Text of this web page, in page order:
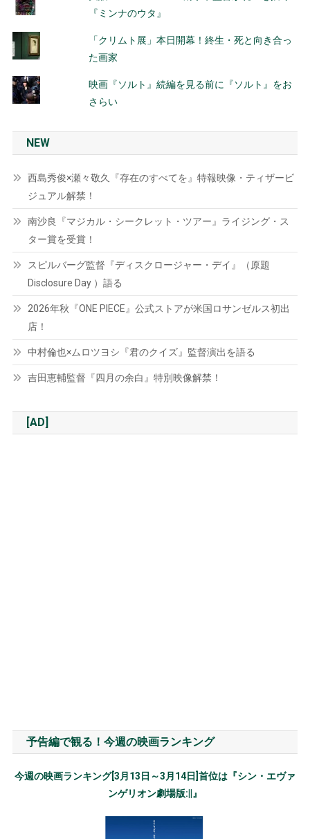
『ミンナのウタ』
「クリムト展」本日開幕！終生・死と向き合っ
た画家
映画『ソルト』続編を見る前に『ソルト』をお
さらい
NEW
西島秀俊×瀬々敬久『存在のすべてを』特報映像・ティザービ
ジュアル解禁！
南沙良『マジカル・シークレット・ツアー』ライジング・ス
ター賞を受賞！
スピルバーグ監督『ディスクロージャー・デイ』（原題
Disclosure Day ）語る
2026年秋『ONE PIECE』公式ストアが米国ロサンゼルス初出
店！
中村倫也×ムロツヨシ『君のクイズ』監督演出を語る
吉田恵輔監督『四月の余白』特別映像解禁！
[AD]
予告編で観る！今週の映画ランキング
今週の映画ランキング[3月13日～3月14日]首位は『シン・エヴァ
ンゲリオン劇場版:||』